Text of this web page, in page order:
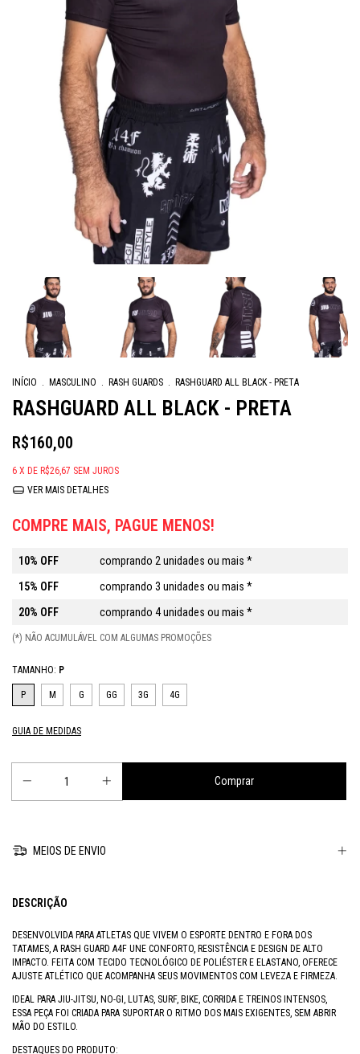
INÍCIO . MASCULINO . RASH GUARDS . RASHGUARD ALL BLACK - PRETA
RASHGUARD ALL BLACK - PRETA
R$160,00
6 X DE R$26,67 SEM JUROS
VER MAIS DETALHES
COMPRE MAIS, PAGUE MENOS!
10% OFF
comprando 2 unidades ou mais *
15% OFF
comprando 3 unidades ou mais *
20% OFF
comprando 4 unidades ou mais *
(*) NÃO ACUMULÁVEL COM ALGUMAS PROMOÇÕES
TAMANHO: P
P M G GG 3G 4G
GUIA DE MEDIDAS
MEIOS DE ENVIO
DESCRIÇÃO
DESENVOLVIDA PARA ATLETAS QUE VIVEM O ESPORTE DENTRO E FORA DOS
TATAMES, A RASH GUARD A4F UNE CONFORTO, RESISTÊNCIA E DESIGN DE ALTO
IMPACTO. FEITA COM TECIDO TECNOLÓGICO DE POLIÉSTER E ELASTANO, OFERECE
AJUSTE ATLÉTICO QUE ACOMPANHA SEUS MOVIMENTOS COM LEVEZA E FIRMEZA.
IDEAL PARA JIU-JITSU, NO-GI, LUTAS, SURF, BIKE, CORRIDA E TREINOS INTENSOS,
ESSA PEÇA FOI CRIADA PARA SUPORTAR O RITMO DOS MAIS EXIGENTES, SEM ABRIR
MÃO DO ESTILO.
DESTAQUES DO PRODUTO: